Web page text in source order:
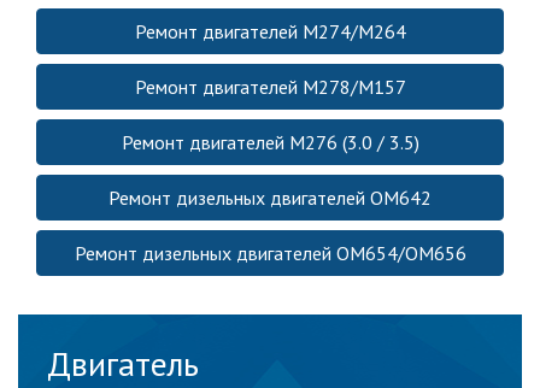
Ремонт двигателей M274/M264
Ремонт двигателей M278/M157
Ремонт двигателей М276 (3.0 / 3.5)
Ремонт дизельных двигателей ОМ642
Ремонт дизельных двигателей ОМ654/ОМ656
Двигатель